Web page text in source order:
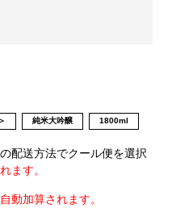
純米大吟醸 1800ml
配送方法でクール便を選択
ます。
動加算されます。